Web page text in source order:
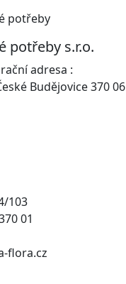
potřeby s.r.o.
adresa :
Budějovice 370 06
103
01
flora.cz